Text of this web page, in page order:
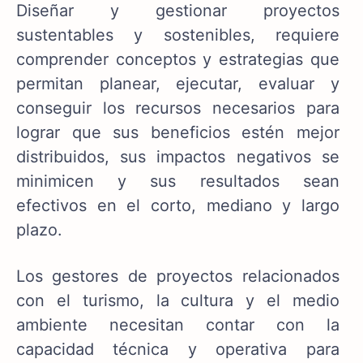
Diseñar y gestionar proyectos
sustentables y sostenibles, requiere
comprender conceptos y estrategias que
permitan planear, ejecutar, evaluar y
conseguir los recursos necesarios para
lograr que sus beneficios estén mejor
distribuidos, sus impactos negativos se
minimicen y sus resultados sean
efectivos en el corto, mediano y largo
plazo.
Los gestores de proyectos relacionados
con el turismo, la cultura y el medio
ambiente necesitan contar con la
capacidad técnica y operativa para